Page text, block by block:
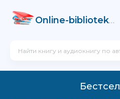
Online-biblioteka